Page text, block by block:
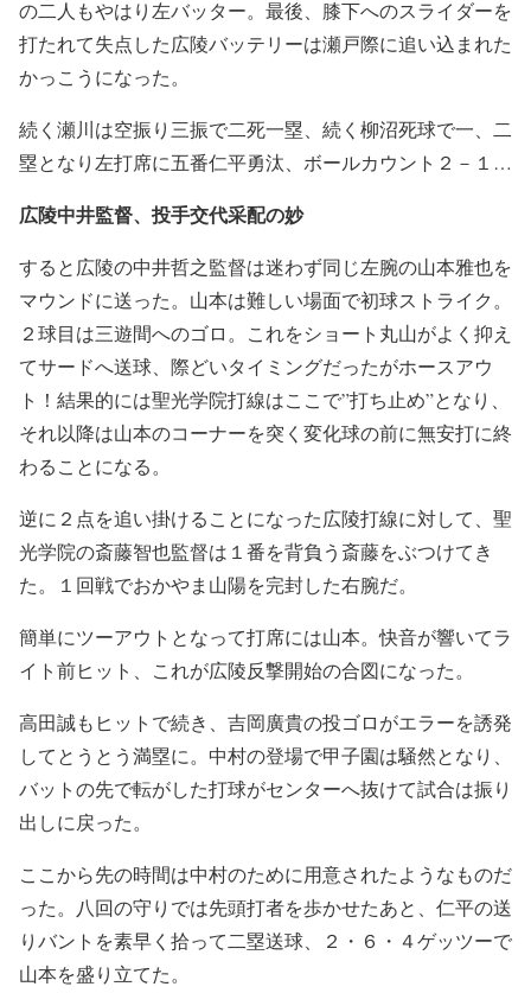
の二人もやはり左バッター。最後、膝下へのスライダーを
打たれて失点した広陵バッテリーは瀬戸際に追い込まれた
かっこうになった。
続く瀬川は空振り三振で二死一塁、続く柳沼死球で一、二
塁となり左打席に五番仁平勇汰、ボールカウント２－１…
広陵中井監督、投手交代采配の妙
すると広陵の中井哲之監督は迷わず同じ左腕の山本雅也を
マウンドに送った。山本は難しい場面で初球ストライク。
２球目は三遊間へのゴロ。これをショート丸山がよく抑え
てサードへ送球、際どいタイミングだったがホースアウ
ト！結果的には聖光学院打線はここで”打ち止め”となり、
それ以降は山本のコーナーを突く変化球の前に無安打に終
わることになる。
逆に２点を追い掛けることになった広陵打線に対して、聖
光学院の斎藤智也監督は１番を背負う斎藤をぶつけてき
た。１回戦でおかやま山陽を完封した右腕だ。
簡単にツーアウトとなって打席には山本。快音が響いてラ
イト前ヒット、これが広陵反撃開始の合図になった。
高田誠もヒットで続き、吉岡廣貴の投ゴロがエラーを誘発
してとうとう満塁に。中村の登場で甲子園は騒然となり、
バットの先で転がした打球がセンターへ抜けて試合は振り
出しに戻った。
ここから先の時間は中村のために用意されたようなものだ
った。八回の守りでは先頭打者を歩かせたあと、仁平の送
りバントを素早く拾って二塁送球、２・６・４ゲッツーで
山本を盛り立てた。